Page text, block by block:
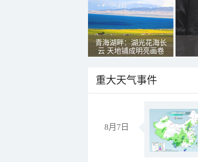
青海湖畔：湖光花海长
云 天地铺成明亮画卷
重大天气事件
8月7日